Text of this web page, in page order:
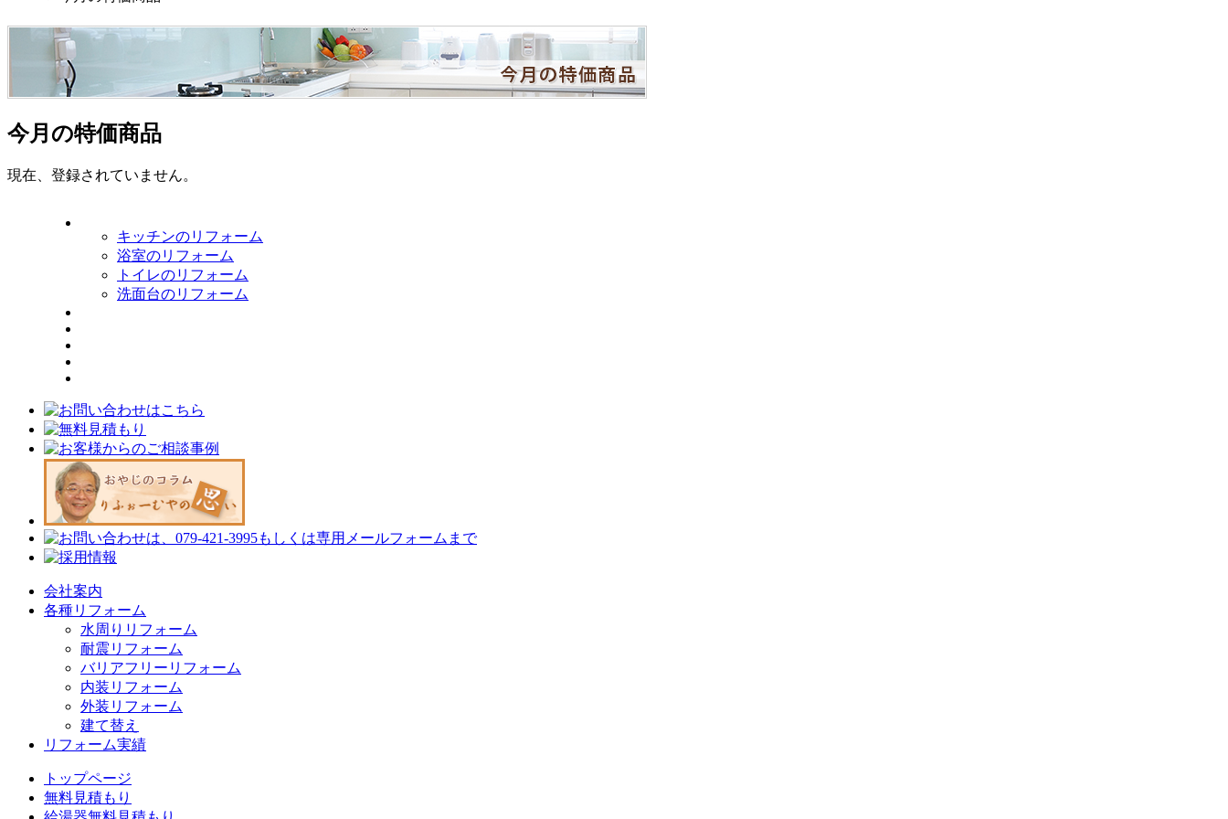
今月の特価商品
現在、登録されていません。
キッチンのリフォーム
浴室のリフォーム
トイレのリフォーム
洗面台のリフォーム
会社案内
各種リフォーム
水周りリフォーム
耐震リフォーム
バリアフリーリフォーム
内装リフォーム
外装リフォーム
建て替え
リフォーム実績
トップページ
無料見積もり